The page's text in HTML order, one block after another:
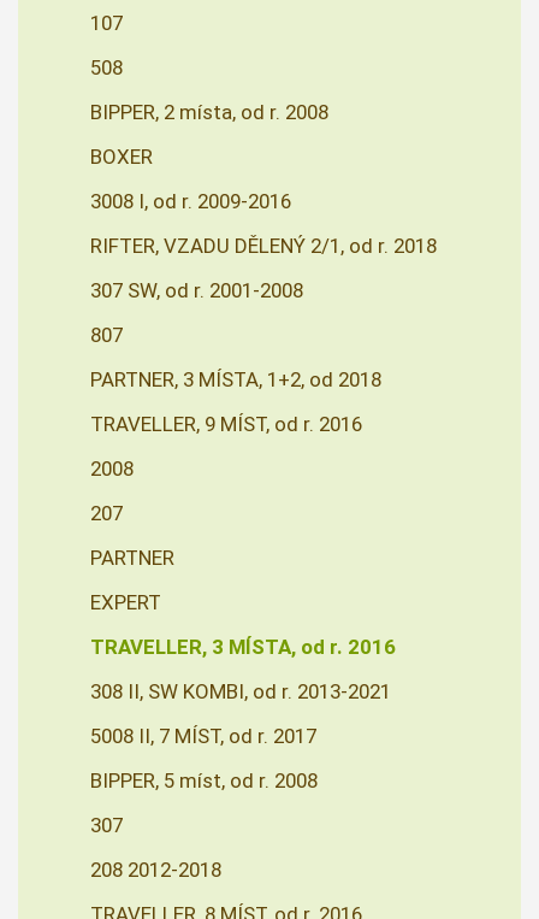
107
508
BIPPER, 2 místa, od r. 2008
BOXER
3008 I, od r. 2009-2016
RIFTER, VZADU DĚLENÝ 2/1, od r. 2018
307 SW, od r. 2001-2008
807
PARTNER, 3 MÍSTA, 1+2, od 2018
TRAVELLER, 9 MÍST, od r. 2016
2008
207
PARTNER
EXPERT
TRAVELLER, 3 MÍSTA, od r. 2016
308 II, SW KOMBI, od r. 2013-2021
5008 II, 7 MÍST, od r. 2017
BIPPER, 5 míst, od r. 2008
307
208 2012-2018